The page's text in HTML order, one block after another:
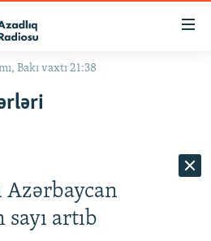
Bakı vaxtı 21:38
Azərbaycan
sayı artıb